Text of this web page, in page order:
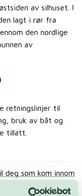
av silhuset. I
lagt i rør fra
den nordlige
av
retningslinjer til
bruk av båt og
tillatt.
deg som kom innom
KF sin stand på